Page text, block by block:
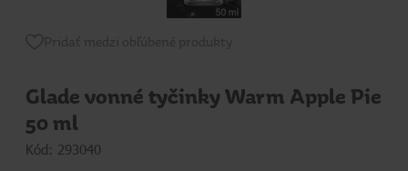
Glade vonné tyčinky Warm Apple Pie
50 ml
Kód: 293040